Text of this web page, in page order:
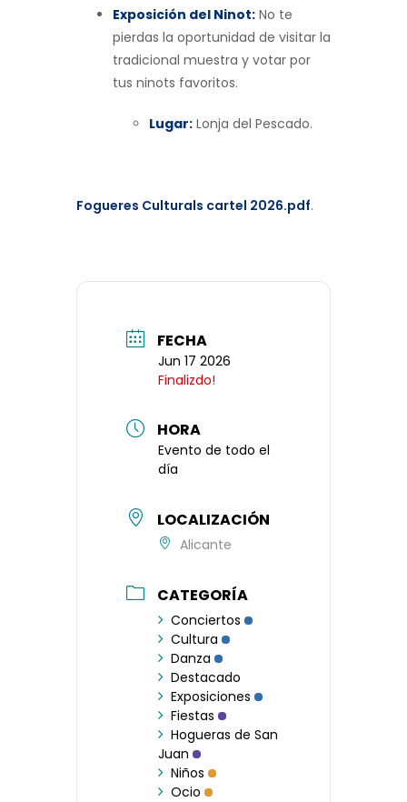
Exposición del Ninot: No te
pierdas la oportunidad de visitar la
tradicional muestra y votar por
tus ninots favoritos.
Lugar: Lonja del Pescado.
Fogueres Culturals cartel 2026.pdf.
FECHA
Jun 17 2026
Finalizdo!
HORA
Evento de todo el
día
LOCALIZACIÓN
Alicante
CATEGORÍA
Conciertos
Cultura
Danza
Destacado
Exposiciones
Fiestas
Hogueras de San
Juan
Niños
Ocio